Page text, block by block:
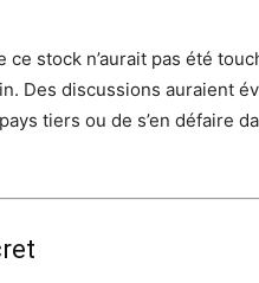
stock n’aurait pas été
Des discussions auraient
tiers ou de s’en défaire